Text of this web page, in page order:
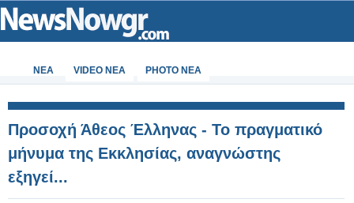
ΝΕΑ VIDEO NEA PHOTO NEA
Προσοχή Άθεος Έλληνας - Το πραγματικό
μήνυμα της Εκκλησίας, αναγνώστης
εξηγεί...